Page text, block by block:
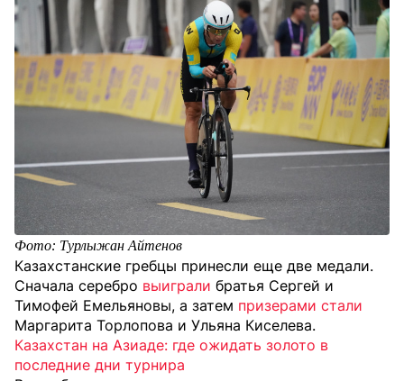
Фото: Турлыжан Айтенов
Казахстанские гребцы принесли еще две медали.
Сначала серебро выиграли братья Сергей и
Тимофей Емельяновы, а затем призерами стали
Маргарита Торлопова и Ульяна Киселева.
Казахстан на Азиаде: где ожидать золото в
последние дни турнира